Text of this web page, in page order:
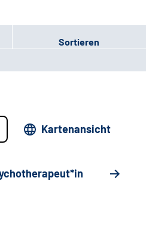
Sortieren
Kartenansicht